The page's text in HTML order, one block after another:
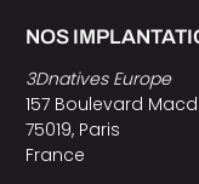
NOS
3Dnatives Europe
157 Boulevard
75019, Paris
France